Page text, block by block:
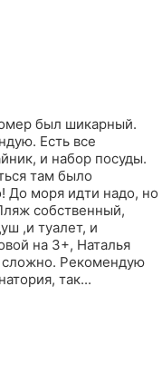
был шикарный.
Есть все
и набор посуды.
там было
До моря идти надо, но
собственный,
,и туалет, и
на 3+, Наталья
сложно. Рекомендую
так...